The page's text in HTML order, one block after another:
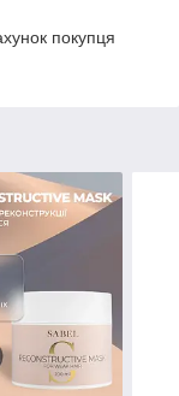
покупця